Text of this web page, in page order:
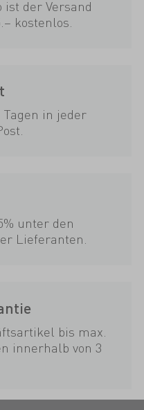
der Versand
kostenlos.
in jeder
unter den
Lieferanten.
bis max.
innerhalb von 3